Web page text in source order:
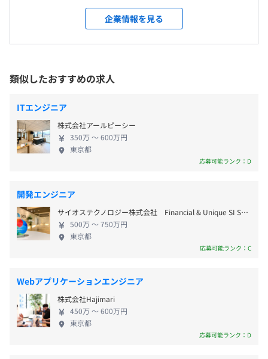
会社の定める常駐先（東京都内）
＜変更範囲＞
を含む）
受動喫煙防止措置に関する事項
従業員に対する受動喫煙対策：常駐する客先の基準に準じ
る
※プロジェクト先ルールに準じます
◾️麹町本社勤務の場合
9：00～17：30
※スライド勤務制（実働7時間30分）出社時間は9：00～
10：30の間で選べる制度です。
《年間休日123日＋夏季休暇5日+平均有給取得数12.0日》
＜休日＞
■完全週休2日制（土・日・祝日）
■年末年始休暇（12/29～1/4）
ことが、当社の存在意義だと考えています。特に、社
員は資源であり、財産です。私たちは100年続く企業
を目指し、｢次世代へと続くクロスアクティブ｣とい
ます。 また社員が働きやすい環境を作り、一人ひと
りのエンジニアが最善のパフォーマンスを発揮しな
がら長く働き続けられるようにすることで、習熟度
の高いエンジニアを育てていきます。さらに、経営層
も世代交代を意識し、「会社を属人化しない」とい
うことも大切にしています。次世代を育てながら、し
っかりと世代交代を進めていくことで、安定したサ
す。 2017年12月にはISMS認証（ISO27001）を取
得。2018年5月にはISMSとQMS を合わせた、当社独
自の統合ISO(IMS) を構築するなど、お客さまの満足
度を向上させるための積極的な挑戦もおこなってい
ます。これからも優秀な人材と積極的な投資によっ
るITソリューションを提供していきたいと考えてい
ます。今後、エンドユーザーのお客さまとの直取引案
件を増やし、AI やロボット関連の最新技術への対応
にも注力していきます。 これからも「人を大切にす
る」という想いを大切に、時代の変化に柔軟に対応
企業情報を見る
類似したおすすめの求人
ITエンジニア
株式会社アールピーシー
350万 〜 600万円
東京都
応募可能ランク：D
開発エンジニア
サイオステクノロジー株式会社 Financial & Unique SI Service Line
500万 〜 750万円
東京都
応募可能ランク：C
Webアプリケーションエンジニア
株式会社Hajimari
450万 〜 600万円
東京都
応募可能ランク：D